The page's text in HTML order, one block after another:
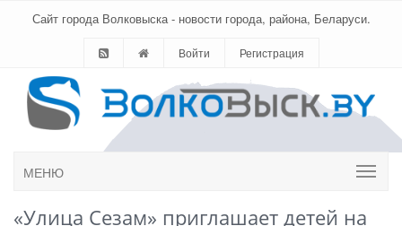
Сайт города Волковыска - новости города, района, Беларуси.
Войти Регистрация
МЕНЮ
«Улица Сезам» приглашает детей на